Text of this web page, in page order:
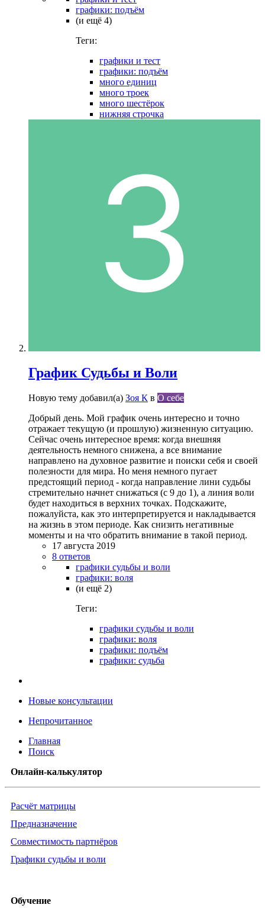
графики: подъём
(и ещё 4)
Теги:
графики и тест
графики: подъём
много единиц
много троек
много шестёрок
нижняя строчка
График Судьбы и Воли
Новую тему добавил(а) Зоя К в О себе
Добрый день. Мой график очень интересно и точно
отражает текущую (и прошлую) жизненную ситуацию.
Сейчас очень интересное время: когда внешняя
деятельность немного снижена, а все внимание
направлено на духовное развитие и поиски себя и своей
полезности для мира. Но меня немного пугает
предстоящий период - когда направление лини судьбы
стремительно начнет снижаться (с 9 до 1), а линия воли
будет находиться в верхних точках. Подскажите,
пожалуйста, как это интерпретируется и накладывается
на жизнь в этом периоде. Как снизить негативные
моменты и на что обратить внимание в такой период.
17 августа 2019
8 ответов
графики судьбы и воли
графики: воля
(и ещё 2)
Теги:
графики судьбы и воли
графики: воля
графики: подъём
графики: судьба
Новые консультации
Непрочитанное
Главная
Поиск
Онлайн-калькулятор
Расчёт матрицы
Предназначение
Совместимость партнёров
Графики судьбы и воли
Обучение